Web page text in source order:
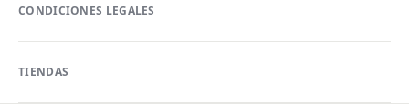
CONDICIONES LEGALES
TIENDAS